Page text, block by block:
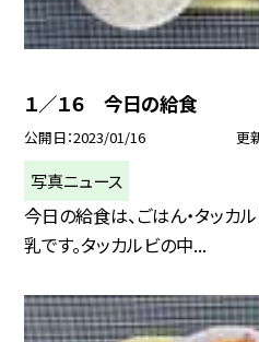
１／１６ 今日の給食
公開日 2023/01/16 更
写真ニュース
今日の給食は、ごはん・タッカ
乳です。タッカルビの中...